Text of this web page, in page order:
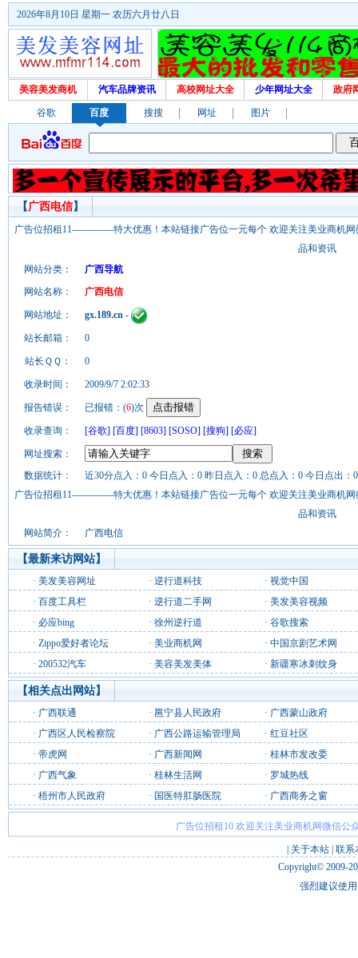
2026年8月10日 星期一 农历六月廿八日
美容美发商机 汽车品牌资讯 高校网址大全 少年网址大全 政府
谷歌 百度 搜搜 网址 图片
【 广西电信】
广告位招租11-------------特大优惠！本站链接广告位一元每个 欢迎关注美业商机
品和资讯
网站分类：
广西导航
网站名称：
广西电信
网站地址： gx.189.cn -
站长邮箱： 0
站长ＱＱ： 0
收录时间： 2009/9/7 2:02:33
报告错误： 已报错：(6)次
收录查询： [谷歌] [百度] [8603] [SOSO] [搜狗] [必应]
网址搜索：
数据统计：
近30分点入：0 今日点入：0 昨日点入：0 总点入：0 今日点出：
广告位招租11-------------特大优惠！本站链接广告位一元每个 欢迎关注美业商机
品和资讯
网站简介：
广西电信
【最新来访网站】
· 美发美容网址 · 逆行道科技 · 视觉中国
· 百度工具栏 · 逆行道二手网 · 美发美容视频
· 必应bing · 徐州逆行道 · 谷歌搜索
· Zippo爱好者论坛 · 美业商机网 · 中国京剧艺术网
· 200532汽车 · 美容美发美体 · 新疆寒冰刺纹身
【相关点出网站】
· 广西联通 · 邕宁县人民政府 · 广西蒙山政府
· 广西区人民检察院 · 广西公路运输管理局 · 红豆社区
· 帝虎网 · 广西新闻网 · 桂林市发改委
· 广西气象 · 桂林生活网 · 罗城热线
· 梧州市人民政府 · 国医特肛肠医院 · 广西商务之窗
广告位招租10 欢迎关注美业商机网微信公
关于本站 联系
Copyright© 2009-
强烈建议使